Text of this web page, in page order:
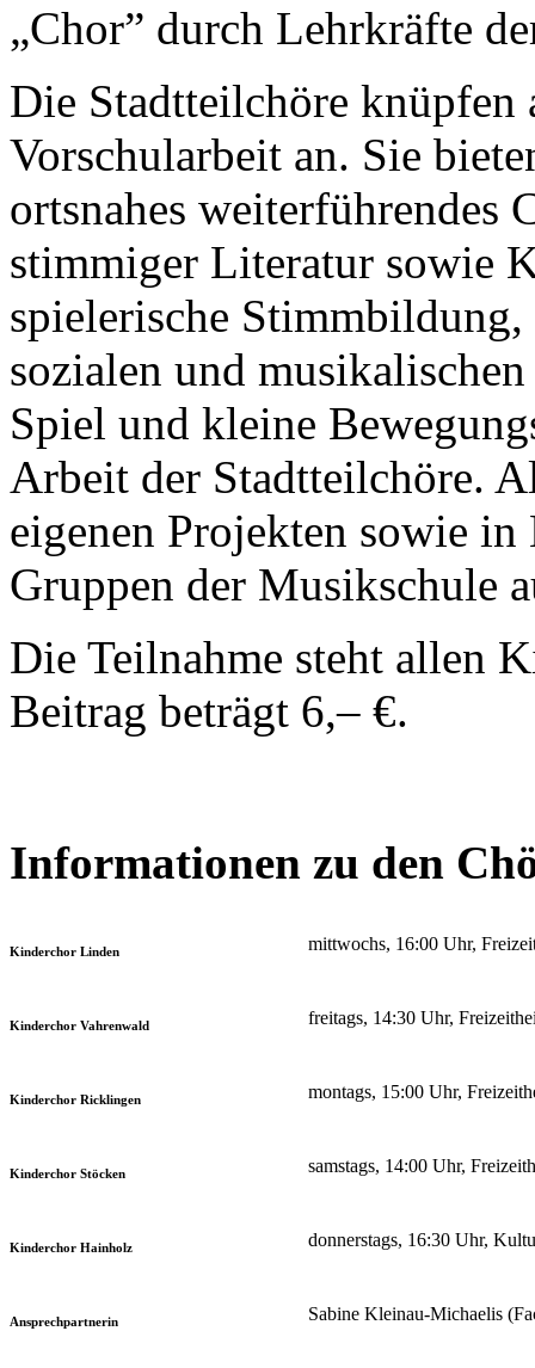
„Chor” durch Lehrkräfte
Die Stadtteilchöre knüpfen
Vorschularbeit an. Sie
ortsnahes weiterführendes
stimmiger Literatur sowie
spielerische
sozialen und
Spiel und kleine
Arbeit der Stadtteilchöre.
eigenen Projekten sowie
Gruppen der Musikschule
Die Teilnahme steht allen
Beitrag beträgt 6,– €.
Informationen zu den
Kinderchor Linden mittwochs, 16:00 Uhr,
Kinderchor Vahrenwald freitags, 14:30 Uhr,
Kinderchor Ricklingen montags, 15:00 Uhr,
Kinderchor Stöcken samstags, 14:00 Uhr,
Kinderchor Hainholz donnerstags, 16:30 Uhr,
Ansprechpartnerin Sabine Kleinau-Michaelis